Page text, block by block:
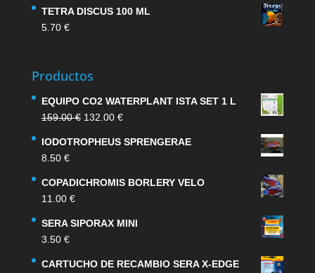
TETRA DISCUS 100 ML
5.70 €
Productos
EQUIPO CO2 WATERPLANT ISTA SET 1 L
159.00€ El
original
159.00 €.
132.00 €El
actual
132.00 €.
IODOTROPHEUS SPRENGERAE
8.50 €
COPADICHROMIS BORLERY VELO
11.00 €
SERA SIPORAX MINI
3.50 €
CARTUCHO DE RECAMBIO SERA X-EDGE